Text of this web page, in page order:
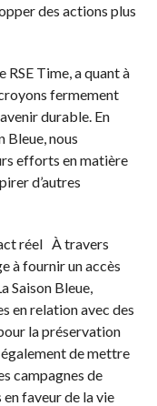
des actions plus
Time, a quant à
fermement
durable. En
Bleue, nous
efforts en matière
d’autres
réel À travers
à fournir un accès
Saison Bleue,
en relation avec des
la préservation
de mettre
campagnes de
faveur de la vie